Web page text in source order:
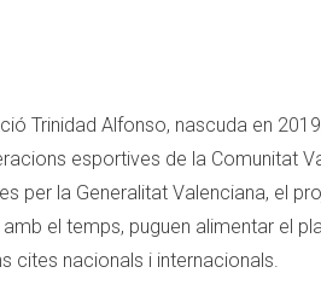
Trinidad Alfonso, nascuda en
esportives de la Comunitat
per la Generalitat Valenciana, el
el temps, puguen alimentar el
cites nacionals i internacionals.